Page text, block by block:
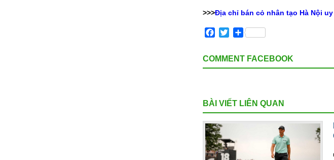
>>>Địa chỉ bán cỏ nhân tạo Hà Nội
Facebook
TwitterShare
COMMENT FACEBOOK
BÀI VIẾT LIÊN QUAN